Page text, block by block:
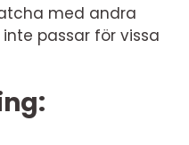
med andra
passar för vissa